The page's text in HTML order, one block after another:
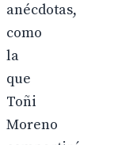
anécdotas,
como
la
que
Toñi
Moreno